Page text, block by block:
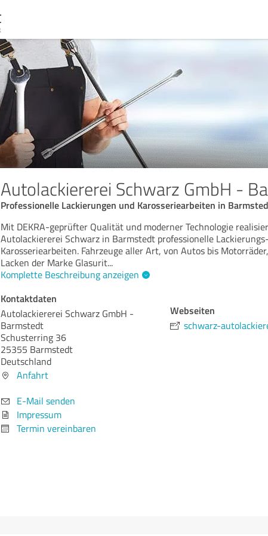
Autolackiererei Schwarz GmbH -
Professionelle Lackierungen und Karosseriearbeiten in
Mit DEKRA-geprüfter Qualität und moderner Technologie
Autolackiererei Schwarz in Barmstedt professionelle
Karosseriearbeiten. Fahrzeuge aller Art, von Autos bis
Lacken der Marke Glasurit...
Komplette Beschreibung anzeigen
Kontaktdaten
Autolackiererei Schwarz GmbH -
Barmstedt
Schusterring 36
25355 Barmstedt
Deutschland
Anfahrt
E-Mail senden
Impressum
Termin vereinbaren
Webseiten
schwarz-